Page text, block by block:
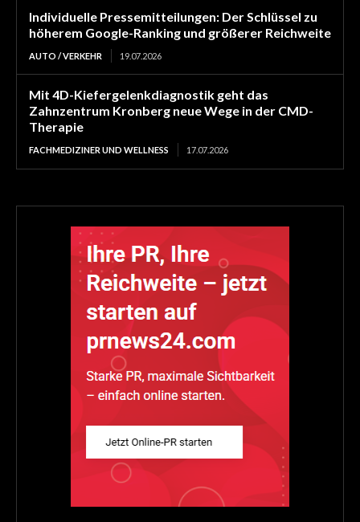
Individuelle Pressemitteilungen: Der Schlüssel zu
höherem Google-Ranking und größerer Reichweite
AUTO / VERKEHR 19.07.2026
Mit 4D-Kiefergelenkdiagnostik geht das
Zahnzentrum Kronberg neue Wege in der CMD-
Therapie
FACHMEDIZINER UND WELLNESS 17.07.2026